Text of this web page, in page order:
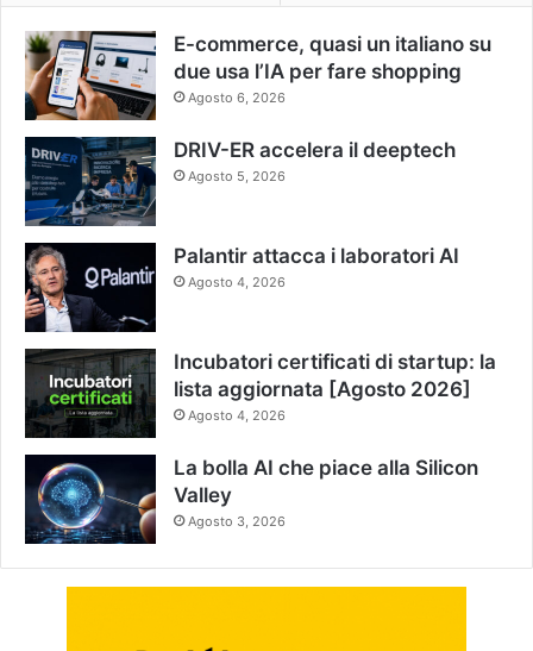
E-commerce, quasi un italiano su
due usa l’IA per fare shopping
Agosto 6, 2026
DRIV-ER accelera il deeptech
Agosto 5, 2026
Palantir attacca i laboratori AI
Agosto 4, 2026
Incubatori certificati di startup: la
lista aggiornata [Agosto 2026]
Agosto 4, 2026
La bolla AI che piace alla Silicon
Valley
Agosto 3, 2026